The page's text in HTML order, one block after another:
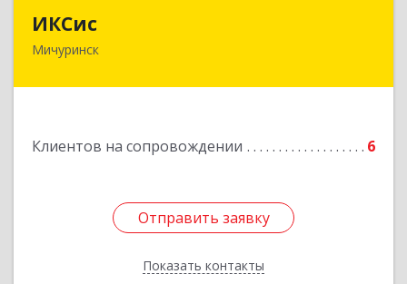
ИКСис
Мичуринск
Клиентов на сопровождении 6
Отправить заявку
Показать контакты
Отправить заявку
Назад